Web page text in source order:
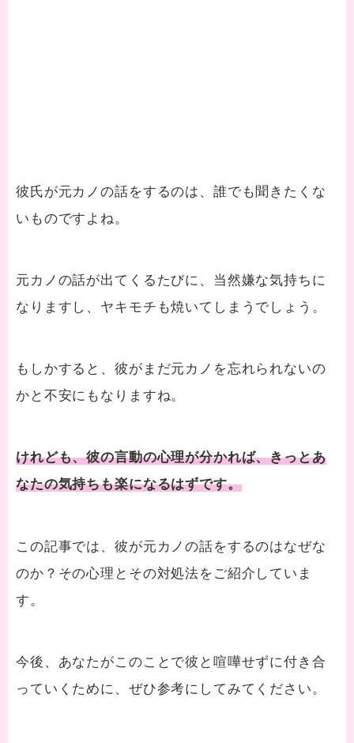
彼氏が元カノの話をするのは、誰でも聞きたくな
いものですよね。
元カノの話が出てくるたびに、当然嫌な気持ちに
なりますし、ヤキモチも焼いてしまうでしょう。
もしかすると、彼がまだ元カノを忘れられないの
かと不安にもなりますね。
けれども、彼の言動の心理が分かれば、きっとあ
なたの気持ちも楽になるはずです。
この記事では、彼が元カノの話をするのはなぜな
のか？ その心理とその対処法をご紹介していま
す。
今後、あなたがこのことで彼と喧嘩せずに付き合
っていくために、ぜひ参考にしてみてください。